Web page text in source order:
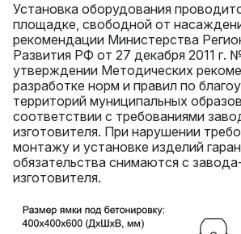
Установка оборудования
площадке, свободной от
рекомендации Министерства
Развития РФ от 27 декабря 2011 г.
утверждении Методических
разработке норм и правил по
территорий муниципальных
соответствии с требованиями
изготовителя. При нарушении
монтажу и установке изделий
обязательства снимаются с
изготовителя.